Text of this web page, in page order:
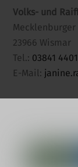
Volks- und
Mecklenburger
23966 Wismar
Tel.: 03841
E-Mail: